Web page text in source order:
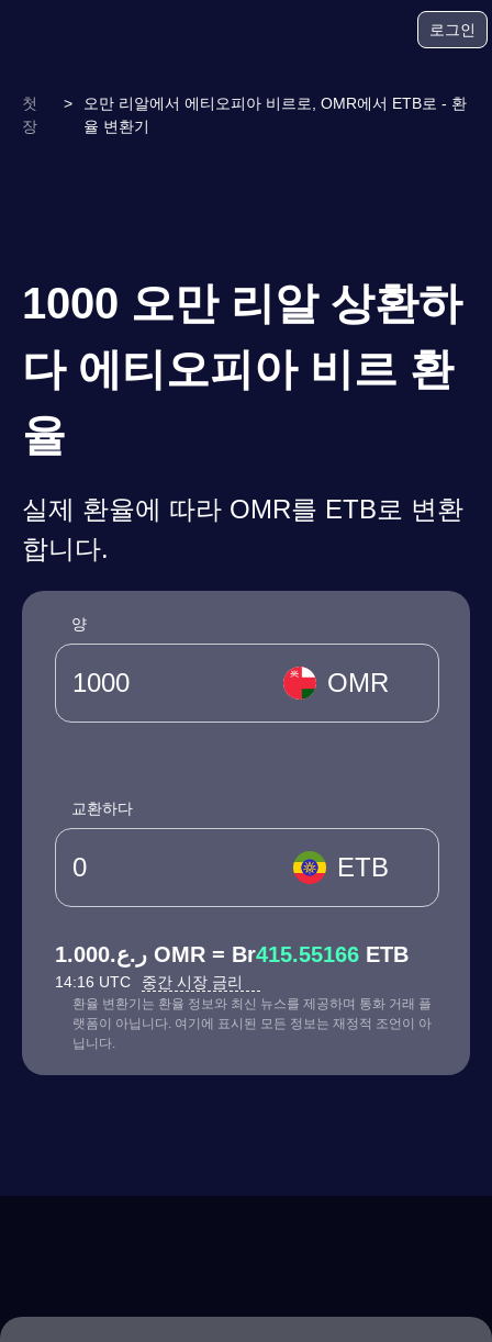
로그인
첫
장
>
오만 리알에서 에티오피아 비르로, OMR에서 ETB로 - 환
율 변환기
1000 오만 리알 상환하
다 에티오피아 비르 환
율
실제 환율에 따라 OMR를 ETB로 변환
합니다.
양
OMR
교환하다
ETB
ر.ع.1.000 OMR = Br415.55166 ETB
14:16 UTC 중간 시장 금리
환율 변환기는 환율 정보와 최신 뉴스를 제공하며 통화 거래 플
랫폼이 아닙니다. 여기에 표시된 모든 정보는 재정적 조언이 아
닙니다.